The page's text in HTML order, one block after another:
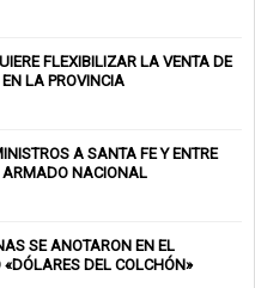
FLEXIBILIZAR LA VENTA DE
LA PROVINCIA
A SANTA FE Y ENTRE
ARMADO NACIONAL
SE ANOTARON EN EL
DEL COLCHÓN»